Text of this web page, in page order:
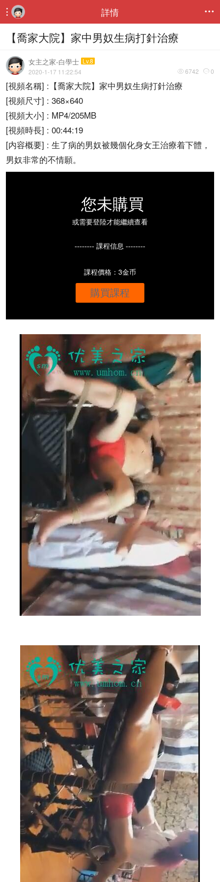
 詳情 
【喬家大院】家中男奴生病打針治療
女主之家-白學士 Lv.8
 6742  0
2020-1-17 11:22:54
[視頻名稱] :【喬家大院】家中男奴生病打針治療
[視頻尺寸] : 368×640
[視頻大小] : MP4/205MB
[視頻時長] : 00:44:19
[内容概要] : 生了病的男奴被幾個化身女王治療着下體，
男奴非常的不情願。
您未購買
或需要登陸才能繼續查看
-------- 課程信息 --------
課程價格：3金币
購買課程